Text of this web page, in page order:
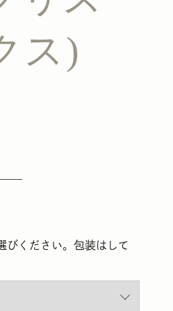
ス)
びください。包装はして